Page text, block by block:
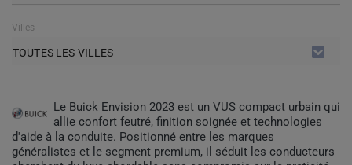
Villes
TOUTES LES VILLES
Le Buick Envision 2023 est un VUS compact urbain qui
allie confort feutré, finition soignée et technologies
d'aide à la conduite. Positionné entre les marques
généralistes et le segment premium, il séduit les conducteurs